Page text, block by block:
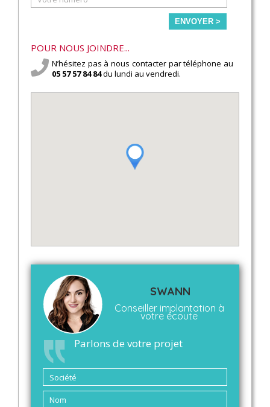
ENVOYER >
POUR NOUS JOINDRE...
N’hésitez pas à nous contacter par téléphone au
05 57 57 84 84du lundi au vendredi.
SWANN
Conseiller implantation à
votre écoute
Parlons de votre projet